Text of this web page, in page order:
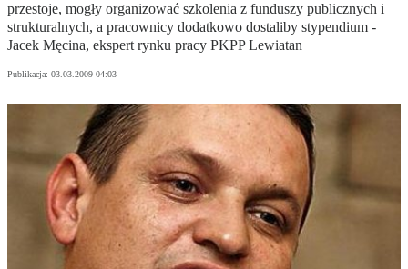
przestoje, mogły organizować szkolenia z funduszy publicznych i
strukturalnych, a pracownicy dodatkowo dostaliby stypendium -
Jacek Męcina, ekspert rynku pracy PKPP Lewiatan
Publikacja: 03.03.2009 04:03